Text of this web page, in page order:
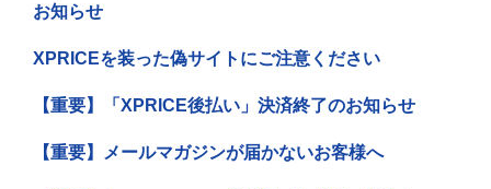
お知らせ
XPRICEを装った偽サイトにご注意ください
【重要】「XPRICE後払い」決済終了のお知らせ
【重要】メールマガジンが届かないお客様へ